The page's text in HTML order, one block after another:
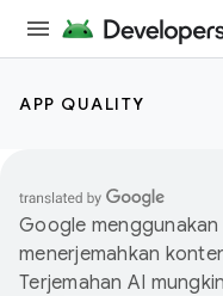
APP QUALITY
Google
menerjemahkan
Terjemahan AI